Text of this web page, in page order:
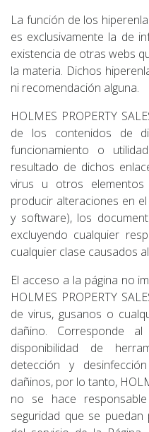
La función de los
es exclusivamente la de
existencia de otras webs
la materia. Dichos
ni recomendación alguna.
HOLMES PROPERTY
de los contenidos de
funcionamiento o
resultado de dichos
virus u otros
producir alteraciones en
y software), los
excluyendo cualquier
cualquier clase causados
El acceso a la página no
HOLMES PROPERTY
de virus, gusanos o
dañino. Corresponde
disponibilidad de
detección y
dañinos, por lo tanto,
no se hace
seguridad que se